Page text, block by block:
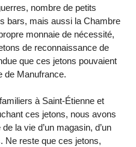
nombre de petits
bars, mais aussi la Chambre
monnaie de nécessité,
de reconnaissance de
que ces jetons pouvaient
de Manufrance.
à Saint-Étienne et
ces jetons, nous avons
la vie d’un magasin, d’un
Ne reste que ces jetons,